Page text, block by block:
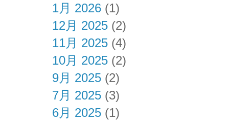
1月 2026 (1)
12月 2025 (2)
11月 2025 (4)
10月 2025 (2)
9月 2025 (2)
7月 2025 (3)
6月 2025 (1)